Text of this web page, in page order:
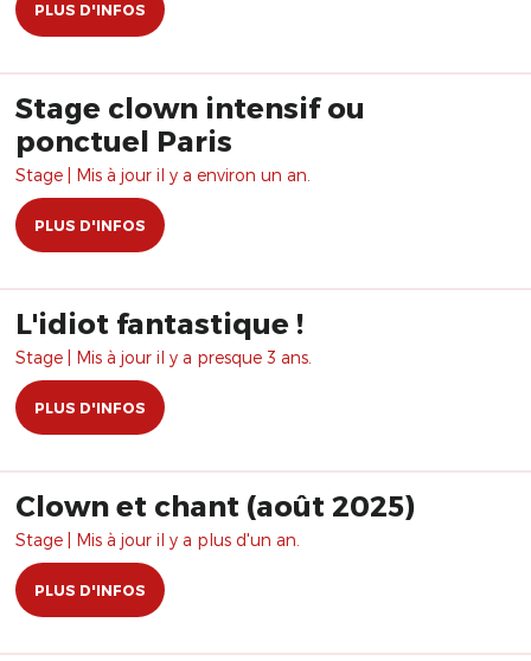
PLUS D'INFOS
Stage clown intensif ou
ponctuel Paris
Stage | Mis à jour il y a environ un an.
PLUS D'INFOS
L'idiot fantastique !
Stage | Mis à jour il y a presque 3 ans.
PLUS D'INFOS
Clown et chant (août 2025)
Stage | Mis à jour il y a plus d'un an.
PLUS D'INFOS